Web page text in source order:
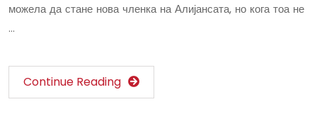
можела да стане нова членка на Алијансата, но кога тоа не
…
Continue Reading